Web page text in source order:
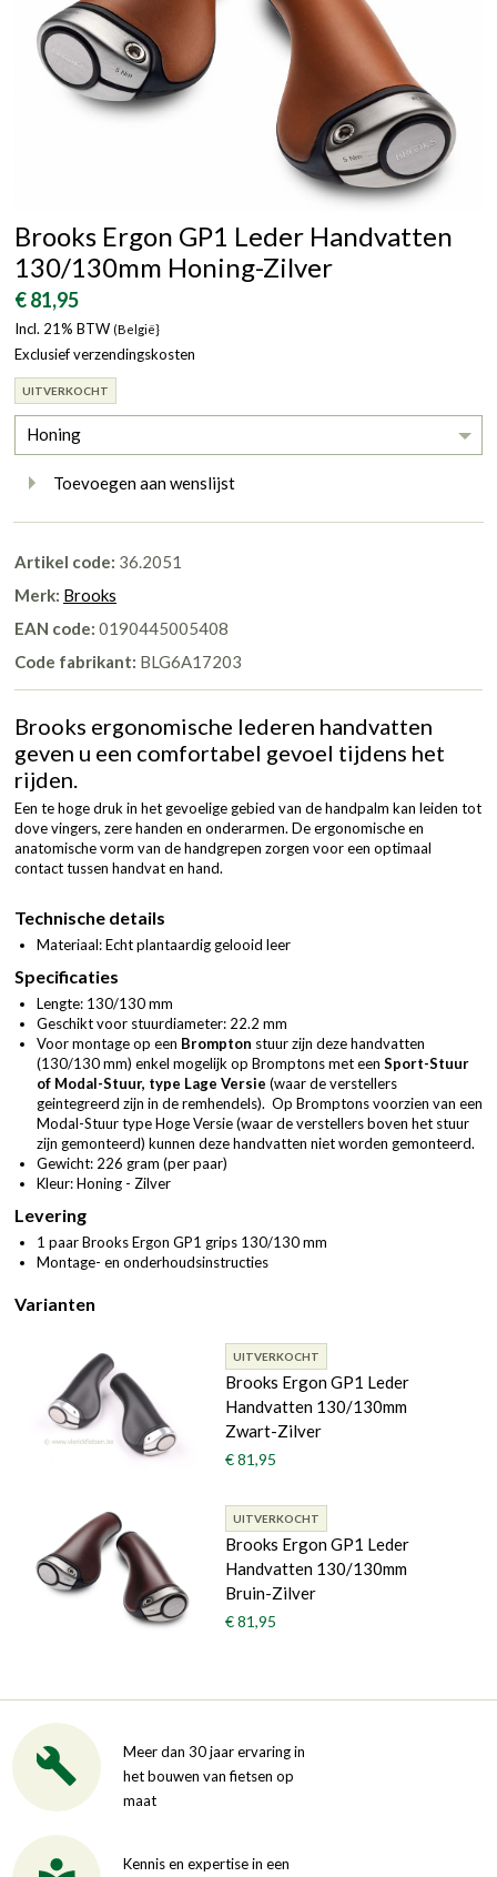
Brooks Ergon GP1 Leder Handvatten
130/130mm Honing-Zilver
€ 81,95
Incl. 21% BTW (België}
Exclusief verzendingskosten
UITVERKOCHT
Honing
Toevoegen aan wenslijst
Artikel code: 36.2051
Merk: Brooks
EAN code: 0190445005408
Code fabrikant: BLG6A17203
Brooks ergonomische lederen handvatten
geven u een comfortabel gevoel tijdens het
rijden.
Een te hoge druk in het gevoelige gebied van de handpalm kan leiden tot
dove vingers, zere handen en onderarmen. De ergonomische en
anatomische vorm van de handgrepen zorgen voor een optimaal
contact tussen handvat en hand.
Technische details
Materiaal: Echt plantaardig gelooid leer
Specificaties
Lengte: 130/130 mm
Geschikt voor stuurdiameter: 22.2 mm
Voor montage op een Brompton stuur zijn deze handvatten
(130/130 mm) enkel mogelijk op Bromptons met een Sport-Stuur
of Modal-Stuur, type Lage Versie (waar de verstellers
geintegreerd zijn in de remhendels). Op Bromptons voorzien van een
Modal-Stuur type Hoge Versie (waar de verstellers boven het stuur
zijn gemonteerd) kunnen deze handvatten niet worden gemonteerd.
Gewicht: 226 gram (per paar)
Kleur: Honing - Zilver
Levering
1 paar Brooks Ergon GP1 grips 130/130 mm
Montage- en onderhoudsinstructies
Varianten
UITVERKOCHT
Brooks Ergon GP1 Leder
Handvatten 130/130mm
Zwart-Zilver
€ 81,95
UITVERKOCHT
Brooks Ergon GP1 Leder
Handvatten 130/130mm
Bruin-Zilver
€ 81,95
Meer dan 30 jaar ervaring in
het bouwen van fietsen op
maat
Kennis en expertise in een